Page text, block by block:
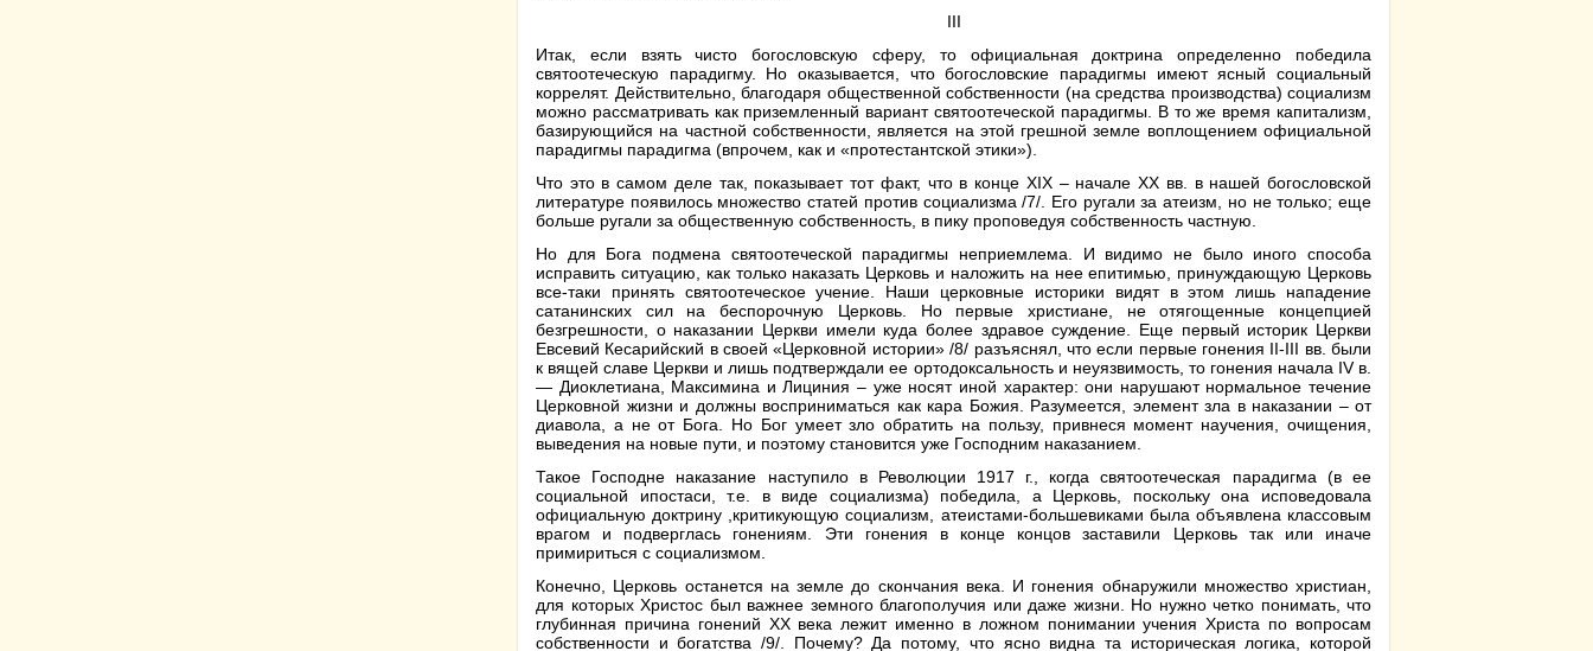
III
Итак, если взять чисто богословскую сферу, то официальная доктрина определенно победила
святоотеческую парадигму. Но оказывается, что богословские парадигмы имеют ясный социальный
коррелят. Действительно, благодаря общественной собственности (на средства производства) социализм
можно рассматривать как приземленный вариант святоотеческой парадигмы. В то же время капитализм,
базирующийся на частной собственности, является на этой грешной земле воплощением официальной
парадигмы парадигма (впрочем, как и «протестантской этики»).
Что это в самом деле так, показывает тот факт, что в конце XIX – начале XX вв. в нашей богословской
литературе появилось множество статей против социализма /7/. Его ругали за атеизм, но не только; еще
больше ругали за общественную собственность, в пику проповедуя собственность частную.
Но для Бога подмена святоотеческой парадигмы неприемлема. И видимо не было иного способа
исправить ситуацию, как только наказать Церковь и наложить на нее епитимью, принуждающую Церковь
все-таки принять святоотеческое учение. Наши церковные историки видят в этом лишь нападение
сатанинских сил на беспорочную Церковь. Но первые христиане, не отягощенные концепцией
безгрешности, о наказании Церкви имели куда более здравое суждение. Еще первый историк Церкви
Евсевий Кесарийский в своей «Церковной истории» /8/ разъяснял, что если первые гонения II-III вв. были
к вящей славе Церкви и лишь подтверждали ее ортодоксальность и неуязвимость, то гонения начала IV в.
— Диоклетиана, Максимина и Лициния – уже носят иной характер: они нарушают нормальное течение
Церковной жизни и должны восприниматься как кара Божия. Разумеется, элемент зла в наказании – от
диавола, а не от Бога. Но Бог умеет зло обратить на пользу, привнеся момент научения, очищения,
выведения на новые пути, и поэтому становится уже Господним наказанием.
Такое Господне наказание наступило в Революции 1917 г., когда святоотеческая парадигма (в ее
социальной ипостаси, т.е. в виде социализма) победила, а Церковь, поскольку она исповедовала
официальную доктрину ,критикующую социализм, атеистами-большевиками была объявлена классовым
врагом и подверглась гонениям. Эти гонения в конце концов заставили Церковь так или иначе
примириться с социализмом.
Конечно, Церковь останется на земле до скончания века. И гонения обнаружили множество христиан,
для которых Христос был важнее земного благополучия или даже жизни. Но нужно четко понимать, что
глубинная причина гонений XX века лежит именно в ложном понимании учения Христа по вопросам
собственности и богатства /9/. Почему? Да потому, что ясно видна та историческая логика, которой